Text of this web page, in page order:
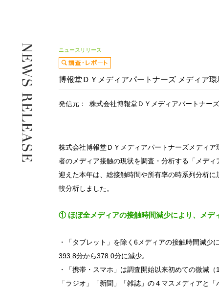
ニュースリリース
博報堂ＤＹメディアパートナーズ メディア
発信元： 株式会社博報堂ＤＹメディアパートナーズ
株式会社博報堂ＤＹメディアパートナーズメディ
者のメディア接触の現状を調査・分析する「メデ
迎えた本年は、総接触時間や所有率の時系列分析
較分析しました。
① ほぼ全メディアの接触時間減少により、メデ
・「タブレット」を除く6メディアの接触時間減
393.8分から378.0分に減少。
・「携帯・スマホ」は調査開始以来初めての微減
「ラジオ」「新聞」「雑誌」の４マスメディアと